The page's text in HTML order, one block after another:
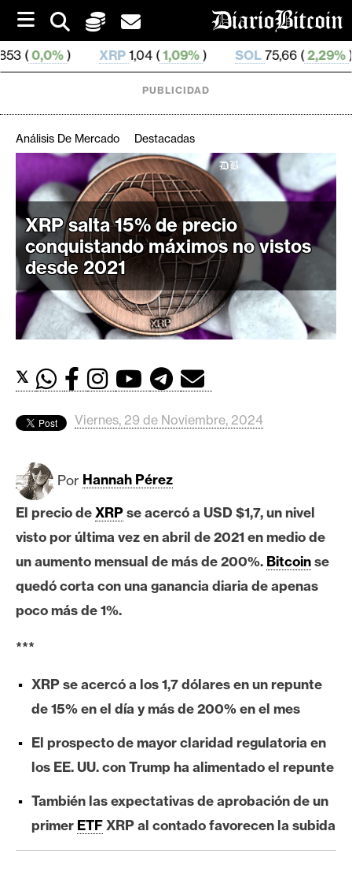
i
p
t
o
XRP1,04 ( 1,09%) SOL75,66 ( 2,29%) TRX
C
r
i
p
t
o
M
e
r
a
d
o
s
B
i
c
o
i
n
t
h
r
e
m
I
PUBLICIDAD
Análisis De Mercado Destacadas
XRP salta 15% de precio
conquistando máximos no vistos
desde 2021
𝕏
Viernes, 29 de Noviembre, 2024
Por Hannah Pérez
El precio deXRPse acercó a USD $1,7, un nivel
visto por última vez en abril de 2021 en medio de
un aumento mensual de más de 200%. Bitcoinse
quedó corta con una ganancia diaria de apenas
poco más de 1%.
***
XRP se acercó a los 1,7 dólares en un repunte
de 15% en el día y más de 200% en el mes
El prospecto de mayor claridad regulatoria en
los EE. UU. con Trump ha alimentado el repunte
También las expectativas de aprobación de un
primer ETFXRP al contado favorecen la subida